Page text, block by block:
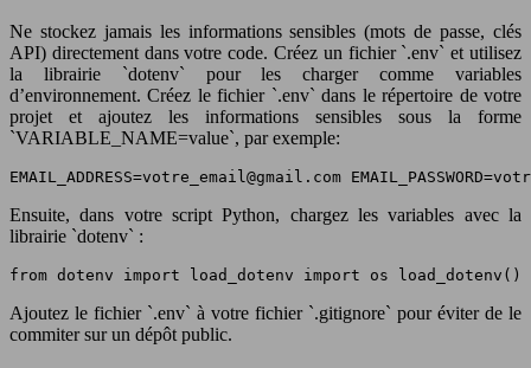
Ne stockez jamais les informations sensibles (mots de passe, clés
API) directement dans votre code. Créez un fichier `.env` et utilisez
la librairie `dotenv` pour les charger comme variables
d’environnement. Créez le fichier `.env` dans le répertoire de votre
projet et ajoutez les informations sensibles sous la forme
`VARIABLE_NAME=value`, par exemple:
EMAIL_ADDRESS=votre_email@gmail.com
Ensuite, dans votre script Python, chargez les variables avec la
librairie `dotenv` :
from dotenv import load_dotenv import os load_dotenv()
Ajoutez le fichier `.env` à votre fichier `.gitignore` pour éviter de le
commiter sur un dépôt public.